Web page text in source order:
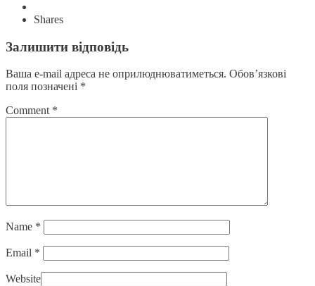
Shares
Залишити відповідь
Ваша e-mail адреса не оприлюднюватиметься. Обов’язкові
поля позначені *
Comment *
Name *
Email *
Website